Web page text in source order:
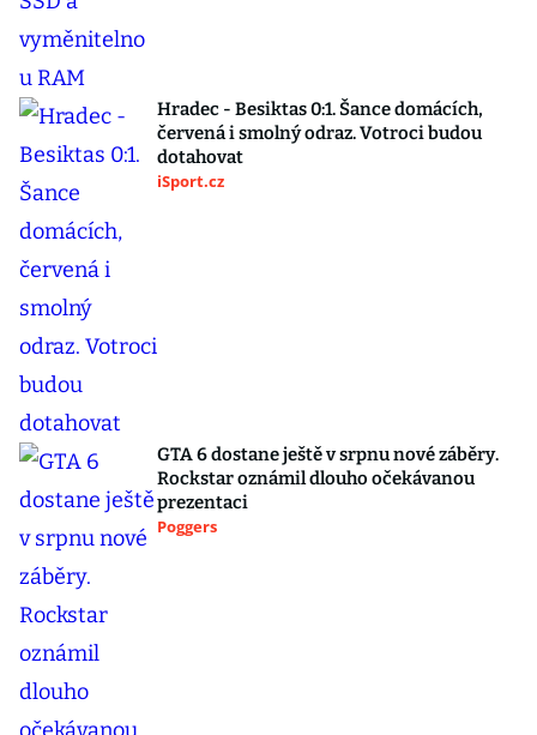
Hradec - Besiktas 0:1. Šance domácích,
červená i smolný odraz. Votroci budou
dotahovat
iSport.cz
GTA 6 dostane ještě v srpnu nové záběry.
Rockstar oznámil dlouho očekávanou
prezentaci
Poggers